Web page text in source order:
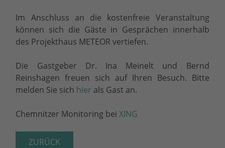
Im Anschluss an die kostenfreie Veranstaltung
können sich die Gäste in Gesprächen innerhalb
des Projekthaus METEOR vertiefen.
Die Gastgeber Dr. Ina Meinelt und Bernd
Reinshagen freuen sich auf Ihren Besuch. Bitte
melden Sie sich hier als Gast an.
Chemnitzer Monitoring beiXING
ZURÜCK